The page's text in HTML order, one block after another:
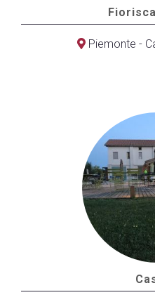
Piemonte -